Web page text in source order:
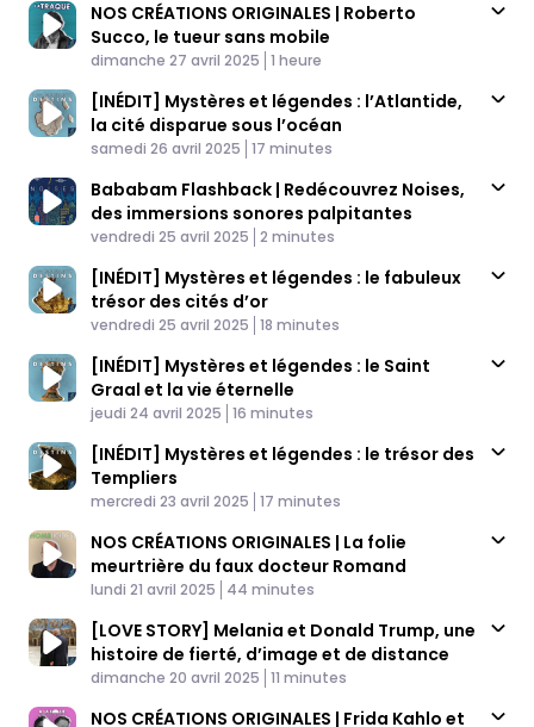
NOS CRÉATIONS ORIGINALES | Roberto
Succo, le tueur sans mobile
Published At
dimanche 27 avril 2025 Time
1 heure
[INÉDIT] Mystères et légendes : l’Atlantide,
la cité disparue sous l’océan
Published At
samedi 26 avril 2025 Time
17 minutes
Bababam Flashback | Redécouvrez Noises,
des immersions sonores palpitantes
Published At
vendredi 25 avril 2025 Time
2 minutes
[INÉDIT] Mystères et légendes : le fabuleux
trésor des cités d’or
Published At
vendredi 25 avril 2025 Time
18 minutes
[INÉDIT] Mystères et légendes : le Saint
Graal et la vie éternelle
Published At
jeudi 24 avril 2025 Time
16 minutes
[INÉDIT] Mystères et légendes : le trésor des
Templiers
Published At
mercredi 23 avril 2025 Time
17 minutes
NOS CRÉATIONS ORIGINALES | La folie
meurtrière du faux docteur Romand
Published At
lundi 21 avril 2025 Time
44 minutes
[LOVE STORY] Melania et Donald Trump, une
histoire de fierté, d’image et de distance
Published At
dimanche 20 avril 2025 Time
11 minutes
NOS CRÉATIONS ORIGINALES | Frida Kahlo et